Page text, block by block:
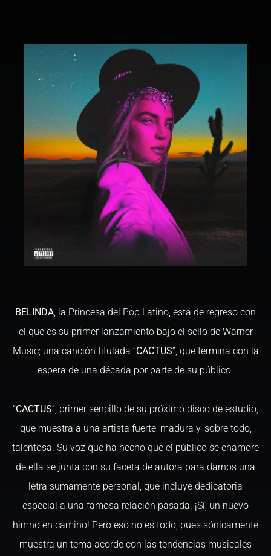
BELINDA, la Princesa del Pop Latino, está de regreso con
el que es su primer lanzamiento bajo el sello de Warner
Music; una canción titulada “CACTUS”, que termina con la
espera de una década por parte de su público.
“CACTUS”, primer sencillo de su próximo disco de estudio,
que muestra a una artista fuerte, madura y, sobre todo,
talentosa. Su voz que ha hecho que el público se enamore
de ella se junta con su faceta de autora para darnos una
letra sumamente personal, que incluye dedicatoria
especial a una famosa relación pasada. ¡Sí, un nuevo
himno en camino! Pero eso no es todo, pues sónicamente
muestra un tema acorde con las tendencias musicales